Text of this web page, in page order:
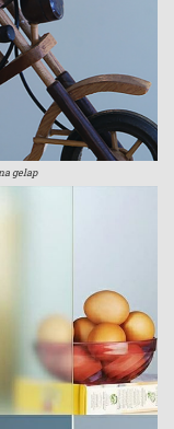
gelap